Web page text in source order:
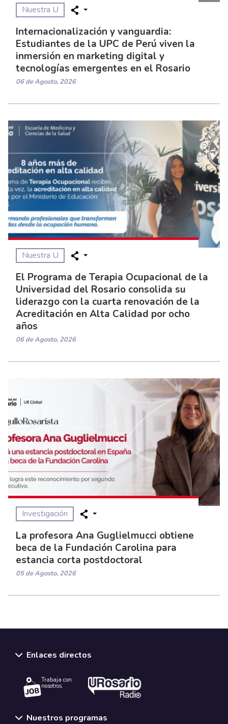
Nuestra U
Internacionalización y vanguardia:
Estudiantes de la UPC de Perú viven la
inmersión en marketing digital y
tecnologías emergentes en el Rosario
06 de Agosto, 2026
Nuestra U
El Programa de Terapia Ocupacional de la
Universidad del Rosario consolida su
liderazgo con la cuarta renovación de la
Acreditación en Alta Calidad por ocho
años
06 de Agosto, 2026
Investigación
La profesora Ana Guglielmucci obtiene
beca de la Fundación Carolina para
estancia corta postdoctoral
05 de Agosto, 2026
Enlaces directos
Trabaja con
nosotros.
Nuestros programas